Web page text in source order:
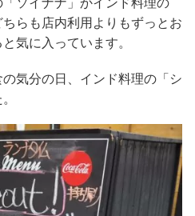
ソイナナ」かインド料理の
ちらも店内利用よりもずっとお
気に入っています。
気分の日、インド料理の「シ